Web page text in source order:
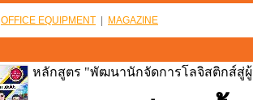
OFFICE EQUIPMENT MAGAZINE
หลักสูตร "พัฒนานักจัดการโลจิสติกส์สู่ผู้